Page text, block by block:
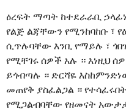
ዕረፍት ማጣት ከተደራራቢ
የልጅ ልጃቸውን የሚንከባከቡ ፣
ሲጥሉባቸው እንቢ የማይሉ ፣
የሚቸገሩ ሰዎች አሉ ። እነዚህ
ይጎብጣሉ ። ድርሻዬ
መጠየቅ ያስፈልጋል ።
የሚጋልብባቸው የዘመናት